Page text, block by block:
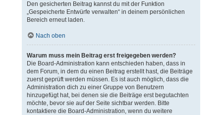
Den gesicherten Beitrag kannst du mit der Funktion
„Gespeicherte Entwürfe verwalten“ in deinem persönlichen
Bereich erneut laden.
Nach oben
Warum muss mein Beitrag erst freigegeben werden?
Die Board-Administration kann entschieden haben, dass in
dem Forum, in dem du einen Beitrag erstellt hast, die Beiträge
zuerst geprüft werden müssen. Es ist auch möglich, dass die
Administration dich zu einer Gruppe von Benutzern
hinzugefügt hat, bei denen sie die Beiträge erst begutachten
möchte, bevor sie auf der Seite sichtbar werden. Bitte
kontaktiere die Board-Administration, wenn du weitere